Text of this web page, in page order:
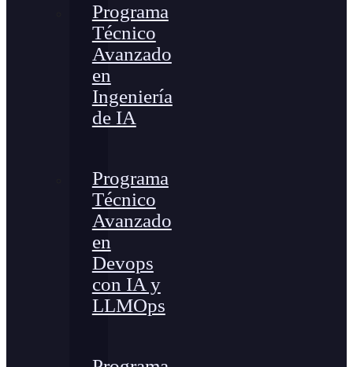
Programa
Técnico
Avanzado
en
Ingeniería
de IA
Programa
Técnico
Avanzado
en
Devops
con IA y
LLMOps